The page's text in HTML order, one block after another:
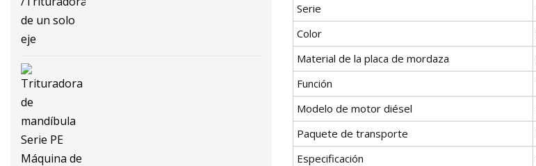
Serie
Color
Material de la placa de mordaza
Función
Modelo de motor diésel
Paquete de transporte
Especificación